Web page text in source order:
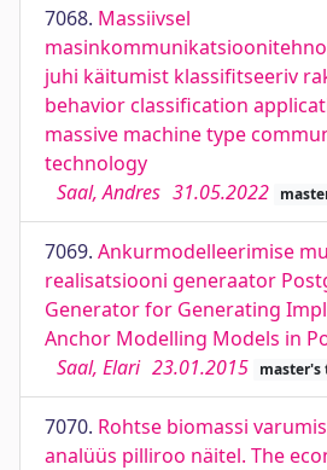
7068. Massiivsel
juhi käitumist klassifitseeriv
behavior classification
massive machine type
technology
Saal, Andres 31.05.2022
7069. Ankurmodelleerimise
realisatsiooni generaator
Generator for Generating
Anchor Modelling Models in
Saal, Elari 23.01.2015 master's
7070. Rohtse biomassi
analüüs pilliroo näitel. The